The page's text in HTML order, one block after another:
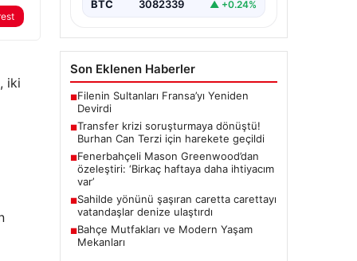
iki
BTC 3082339 ▲ +0.24%
Son Eklenen Haberler
■Filenin Sultanları Fransa’yı Yeniden
Devirdi
■Transfer krizi soruşturmaya dönüştü!
Burhan Can Terzi için harekete geçildi
■Fenerbahçeli Mason Greenwood’dan
özeleştiri: ‘Birkaç haftaya daha ihtiyacım
var’
■Sahilde yönünü şaşıran caretta carettayı
vatandaşlar denize ulaştırdı
■Bahçe Mutfakları ve Modern Yaşam
Mekanları